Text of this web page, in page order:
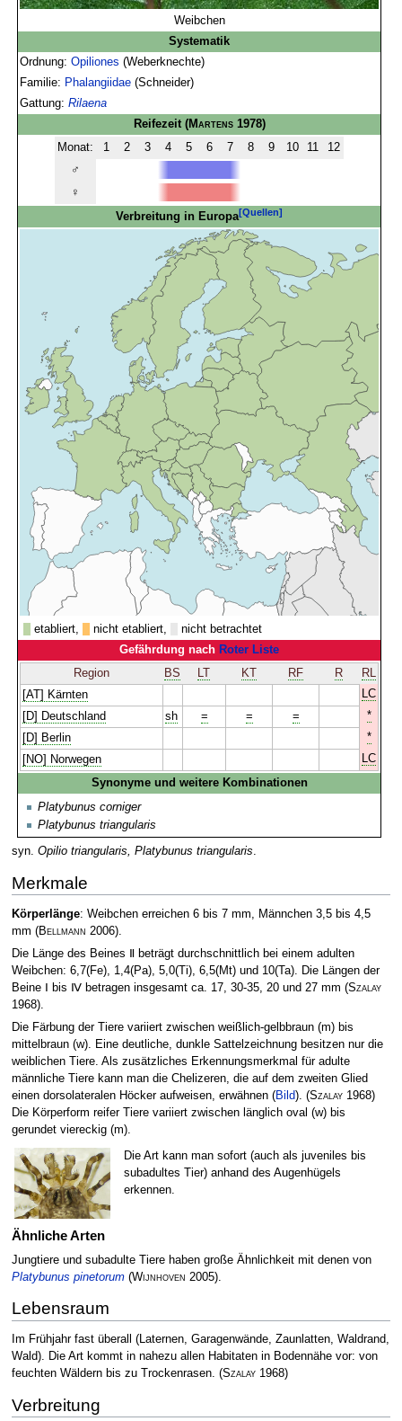
Weibchen
Systematik
Ordnung:Opiliones (Weberknechte)
Familie: Phalangiidae (Schneider)
Gattung:Rilaena
Reifezeit (Martens1978)
Monat:
1 2 3 4 5 6 7 8 9 10 11
12
♂
♀
Verbreitung in Europa[Quellen]
etabliert, nicht etabliert,
nicht betrachtet
Gefährdung nach Roter Liste
Region
BS LT KT RF R
RL
[AT] Kärnten
LC
[D] Deutschland
sh = = =
*
[D] Berlin
*
[NO] Norwegen
LC
Synonyme und weitere Kombinationen
Platybunus corniger
Platybunus triangularis
syn. Opilio triangularis, Platybunus triangularis.
Merkmale
Körperlänge: Weibchen erreichen 6 bis 7 mm, Männchen 3,5 bis 4,5
mm (Bellmann 2006).
Die Länge des Beines Ⅱ beträgt durchschnittlich bei einem adulten
Weibchen: 6,7(Fe), 1,4(Pa), 5,0(Ti), 6,5(Mt) und 10(Ta). Die Längen der
Beine Ⅰ bis Ⅳ betragen insgesamt ca. 17, 30-35, 20 und 27 mm (Szalay
1968).
Die Färbung der Tiere variiert zwischen weißlich-gelbbraun (m) bis
mittelbraun (w). Eine deutliche, dunkle Sattelzeichnung besitzen nur die
weiblichen Tiere. Als zusätzliches Erkennungsmerkmal für adulte
männliche Tiere kann man die Chelizeren, die auf dem zweiten Glied
einen dorsolateralen Höcker aufweisen, erwähnen (Bild). (Szalay1968)
Die Körperform reifer Tiere variiert zwischen länglich oval (w) bis
gerundet viereckig (m).
Die Art kann man sofort (auch als juveniles bis
subadultes Tier) anhand des Augenhügels
erkennen.
Ähnliche Arten
Jungtiere und subadulte Tiere haben große Ähnlichkeit mit denen von
Platybunus pinetorum (Wijnhoven 2005).
Lebensraum
Im Frühjahr fast überall (Laternen, Garagenwände, Zaunlatten, Waldrand,
Wald). Die Art kommt in nahezu allen Habitaten in Bodennähe vor: von
feuchten Wäldern bis zu Trockenrasen. (Szalay1968)
Verbreitung